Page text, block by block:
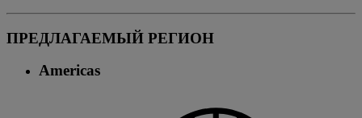
ПРЕДЛАГАЕМЫЙ РЕГИОН
Americas